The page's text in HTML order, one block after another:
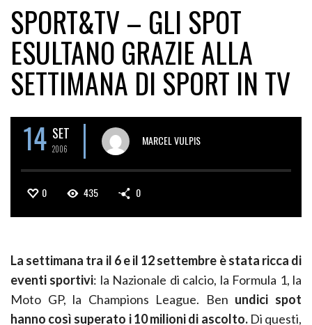
SPORT&TV – GLI SPOT
ESULTANO GRAZIE ALLA
SETTIMANA DI SPORT IN TV
14 SET
2006
MARCEL VULPIS
0 435 0
La settimana tra il 6 e il 12 settembre è stata ricca di
eventi sportivi: la Nazionale di calcio, la Formula 1, la
Moto GP, la Champions League. Ben undici spot
hanno così superato i 10 milioni di ascolto.Di questi,